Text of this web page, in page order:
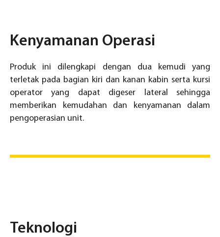
Kenyamanan Operasi
Produk ini dilengkapi dengan dua kemudi yang
terletak pada bagian kiri dan kanan kabin serta kursi
operator yang dapat digeser lateral sehingga
memberikan kemudahan dan kenyamanan dalam
pengoperasian unit.
Teknologi